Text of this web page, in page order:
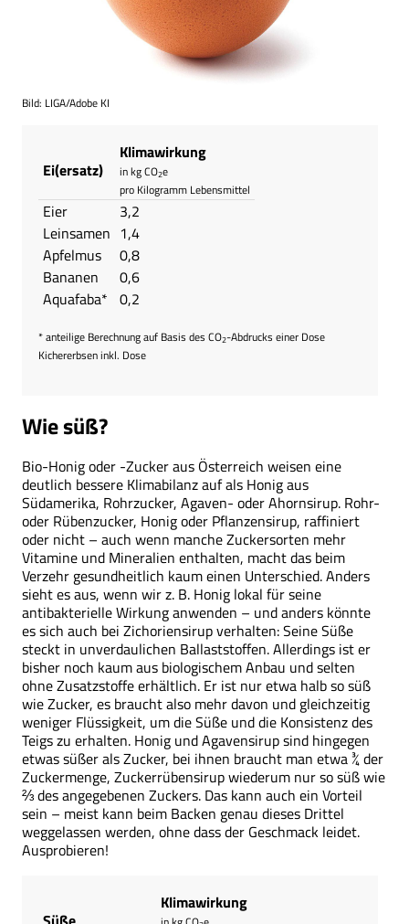
Bild: LIGA/Adobe KI
Ei(ersatz)
Klimawirkung
in kg CO2e
pro Kilogramm Lebensmittel
Eier
3,2
Leinsamen 1,4
Apfelmus
0,8
Bananen
0,6
Aquafaba* 0,2
* anteilige Berechnung auf Basis des CO2-Abdrucks einer Dose
Kichererbsen inkl. Dose
Wie süß?
Bio-Honig oder -Zucker aus Österreich weisen eine
deutlich bessere Klimabilanz auf als Honig aus
Südamerika, Rohrzucker, Agaven- oder Ahornsirup. Rohr-
oder Rübenzucker, Honig oder Pflanzensirup, raffiniert
oder nicht – auch wenn manche Zuckersorten mehr
Vitamine und Mineralien enthalten, macht das beim
Verzehr gesundheitlich kaum einen Unterschied. Anders
sieht es aus, wenn wir z. B. Honig lokal für seine
antibakterielle Wirkung anwenden – und anders könnte
es sich auch bei Zichoriensirup verhalten: Seine Süße
steckt in unverdaulichen Ballaststoffen. Allerdings ist er
bisher noch kaum aus biologischem Anbau und selten
ohne Zusatzstoffe erhältlich. Er ist nur etwa halb so süß
wie Zucker, es braucht also mehr davon und gleichzeitig
weniger Flüssigkeit, um die Süße und die Konsistenz des
Teigs zu erhalten. Honig und Agavensirup sind hingegen
etwas süßer als Zucker, bei ihnen braucht man etwa ¾ der
Zuckermenge, Zuckerrübensirup wiederum nur so süß wie
⅔ des angegebenen Zuckers. Das kann auch ein Vorteil
sein – meist kann beim Backen genau dieses Drittel
weggelassen werden, ohne dass der Geschmack leidet.
Ausprobieren!
Klimawirkung